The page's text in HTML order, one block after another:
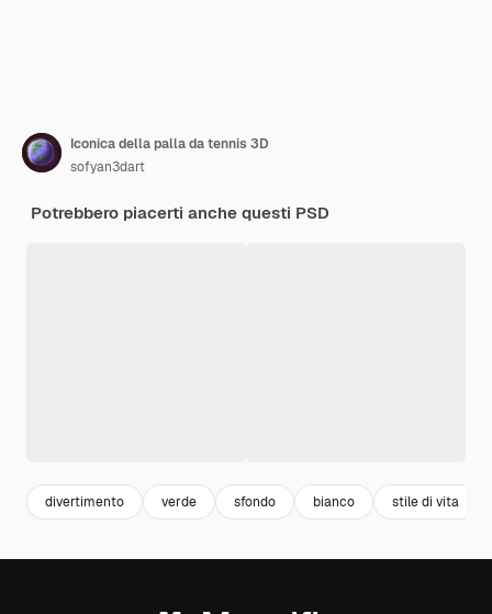
Iconica della palla da tennis 3D
sofyan3dart
Potrebbero piacerti anche questi PSD
divertimento verde sfondo bianco stile di vita